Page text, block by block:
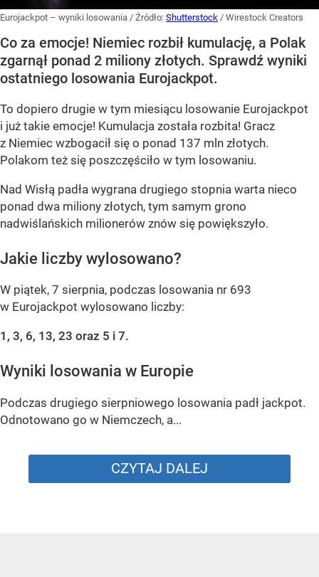
Eurojackpot – wyniki losowania / Źródło: Shutterstock / Wirestock Creators
Co za emocje! Niemiec rozbił kumulację, a Polak
zgarnął ponad 2 miliony złotych. Sprawdź wyniki
ostatniego losowania Eurojackpot.
To dopiero drugie w tym miesiącu losowanie Eurojackpot
i już takie emocje! Kumulacja została rozbita! Gracz
z Niemiec wzbogacił się o ponad 137 mln złotych.
Polakom też się poszczęściło w tym losowaniu.
Nad Wisłą padła wygrana drugiego stopnia warta nieco
ponad dwa miliony złotych, tym samym grono
nadwiślańskich milionerów znów się powiększyło.
Jakie liczby wylosowano?
W piątek, 7 sierpnia, podczas losowania nr 693
w Eurojackpot wylosowano liczby:
1, 3, 6, 13, 23 oraz 5 i 7.
Wyniki losowania w Europie
Podczas drugiego sierpniowego losowania padł jackpot.
Odnotowano go w Niemczech, a...
CZYTAJ DALEJ